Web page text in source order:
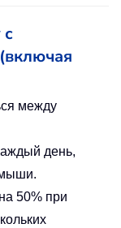
между
день,
мыши.
50% при